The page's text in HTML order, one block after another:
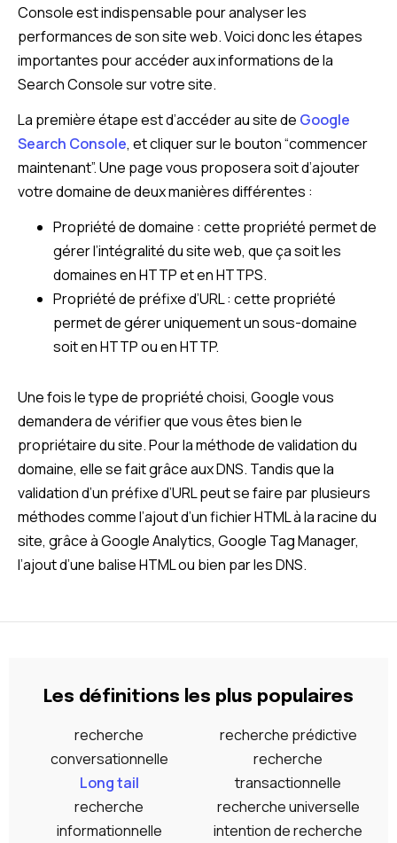
Console est indispensable pour analyser les
performances de son site web. Voici donc les étapes
importantes pour accéder aux informations de la
Search Console sur votre site.
La première étape est d’accéder au site de Google
Search Console, et cliquer sur le bouton “commencer
maintenant”. Une page vous proposera soit d’ajouter
votre domaine de deux manières différentes :
Propriété de domaine : cette propriété permet de
gérer l’intégralité du site web, que ça soit les
domaines en HTTP et en HTTPS.
Propriété de préfixe d’URL : cette propriété
permet de gérer uniquement un sous-domaine
soit en HTTP ou en HTTP.
Une fois le type de propriété choisi, Google vous
demandera de vérifier que vous êtes bien le
propriétaire du site. Pour la méthode de validation du
domaine, elle se fait grâce aux DNS. Tandis que la
validation d’un préfixe d’URL peut se faire par plusieurs
méthodes comme l’ajout d’un fichier HTML à la racine du
site, grâce à Google Analytics, Google Tag Manager,
l’ajout d’une balise HTML ou bien par les DNS.
Les définitions les plus populaires
recherche
conversationnelle
Long tail
recherche
informationnelle
recherche prédictive
recherche
transactionnelle
recherche universelle
intention de recherche